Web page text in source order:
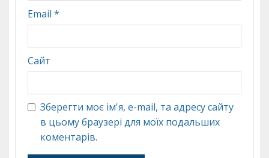
Email *
Сайт
Зберегти моє ім'я, e-mail, та адресу сайту
в цьому браузері для моїх подальших
коментарів.